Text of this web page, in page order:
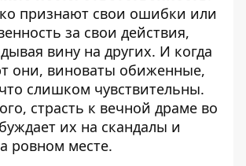
признают свои ошибки или
за свои действия,
вину на других. И когда
они, виноваты обиженные,
слишком чувствительны.
страсть к вечной драме во
их на скандалы и
ровном месте.